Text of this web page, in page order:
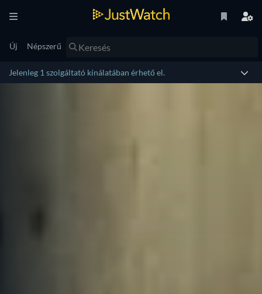
Új Népszerű
Jelenleg 1 szolgáltató kínálatában érhető el.